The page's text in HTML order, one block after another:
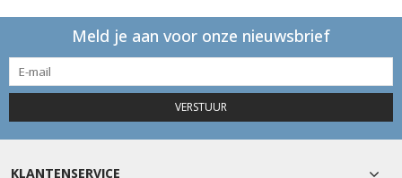
Meld je aan voor onze nieuwsbrief
VERSTUUR
KLANTENSERVICE